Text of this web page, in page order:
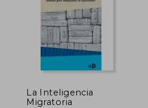
50%
dcto.
La Inteligencia
Migratoria